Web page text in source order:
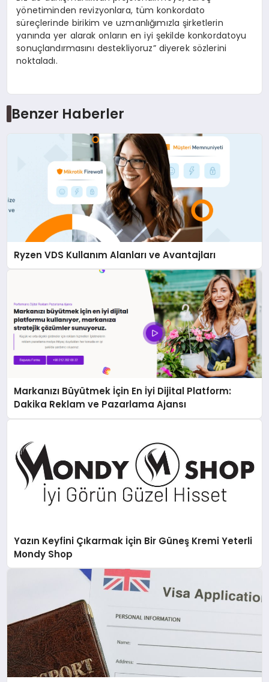
yönetiminden revizyonlara, tüm konkordato
süreçlerinde birikim ve uzmanlığımızla şirketlerin
yanında yer alarak onların en iyi şekilde konkordatoyu
sonuçlandırmasını destekliyoruz” diyerek sözlerini
noktaladı.
Benzer Haberler
Ryzen VDS Kullanım Alanları ve Avantajları
Markanızı Büyütmek İçin En İyi Dijital Platform:
Dakika Reklam ve Pazarlama Ajansı
Yazın Keyfini Çıkarmak İçin Bir Güneş Kremi Yeterli
Mondy Shop